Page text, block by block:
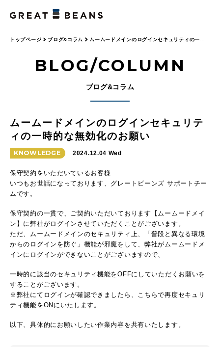
トップページ ブログ&コラム
ムームードメインのログインセキュリティの一時
BLOG/COLUMN
ブログ&コラム
ムームードメインのログインセキュリテ
ィの一時的な無効化のお願い
KNOWLEDGE 2024.12.04 Wed
保守契約をいただいているお客様
いつもお世話になっております、グレートビーンズ サポートチー
ムです。
保守契約の一貫で、ご契約いただいております【ムームードメイ
ン】に弊社がログインさせていただくことがございます。
ただ、ムームードメインのセキュリティ上、「普段と異なる環境
からのログインを防ぐ」機能が邪魔をして、弊社がムームードメ
インにログインができないことがございますので、
一時的に該当のセキュリティ機能をOFFにしていただくお願いを
することがございます。
※弊社にてログインが確認できましたら、こちらで再度セキュリ
ティ機能をONにいたします。
以下、具体的にお願いしたい作業内容を共有いたします。